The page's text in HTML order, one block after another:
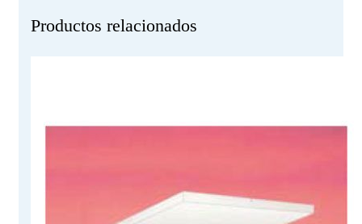
Productos relacionados